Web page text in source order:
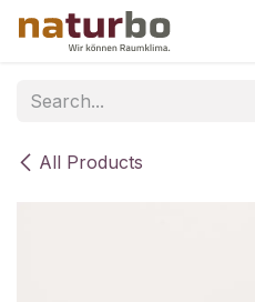
Skip to Content
All Products